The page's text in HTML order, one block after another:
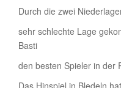
Durch die zwei
sehr schlechte Lage
Basti
den besten Spieler in der
Das Hinspiel in Bledeln